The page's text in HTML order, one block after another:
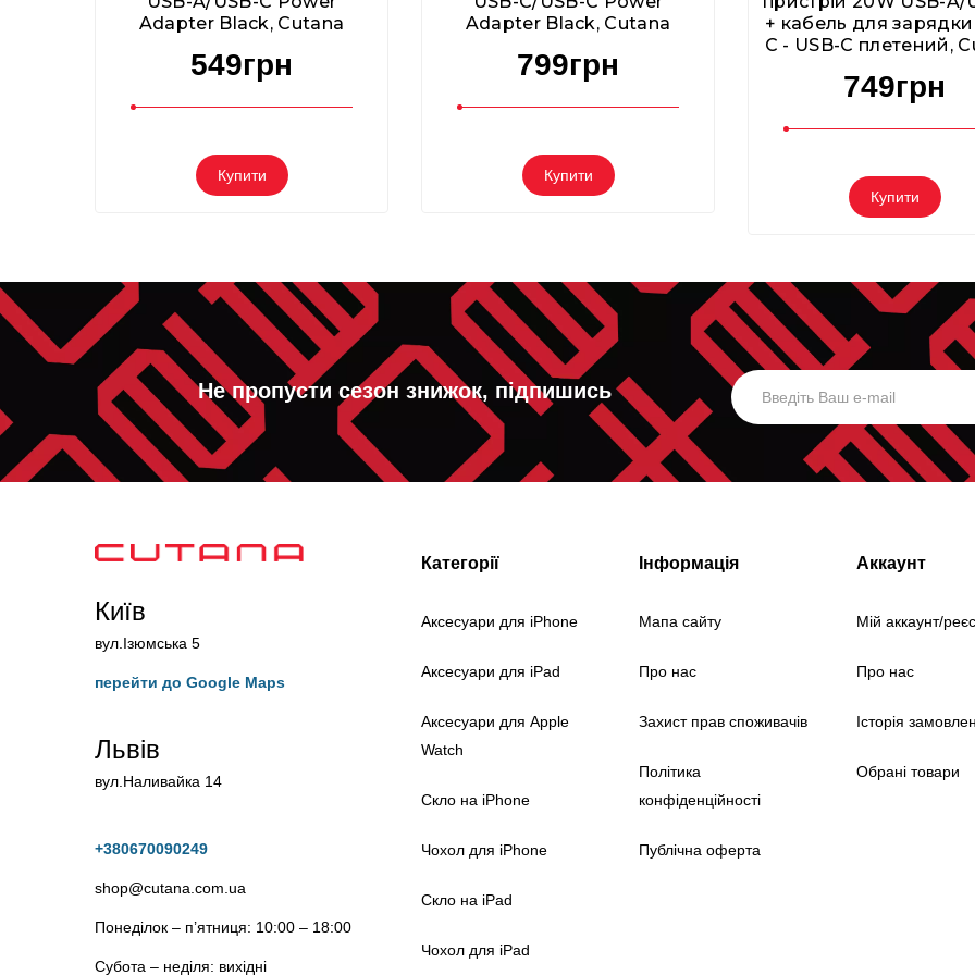
Adapter Black, Cutana
549грн
Купити
Adapter Black, Cutana
799грн
Купити
+ кабель для зарядки
C - USB-C плетений,
749грн
Купити
Не пропусти сезон знижок, підпишись
Київ
вул.Ізюмська 5
перейти до Google Maps
Львів
вул.Наливайка 14
+380670090249
shop@cutana.com.ua
Понеділок – п’ятниця: 10:00 – 18:00
Субота – неділя: вихідні
Категорії
Аксесуари для iPhone
Аксесуари для iPad
Аксесуари для Apple
Watch
Скло на iPhone
Чохол для iPhone
Скло на iPad
Чохол для iPad
Інформація
Мапа сайту
Про нас
Захист прав споживачів
Політика
конфіденційності
Публічна оферта
Аккаунт
Мій аккаунт/
Про нас
Історія
Обрані товари